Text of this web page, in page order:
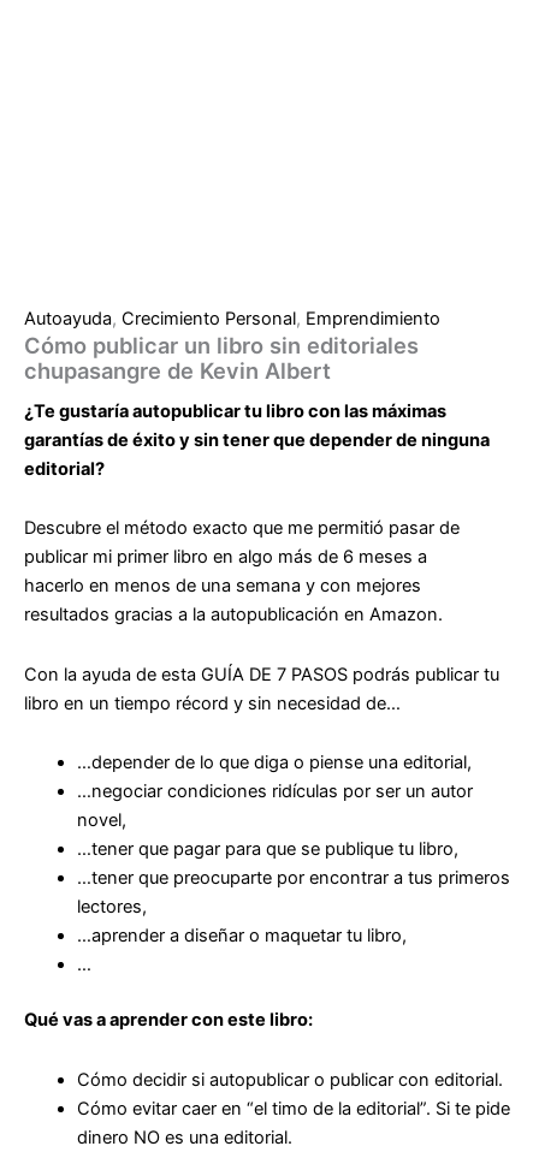
Autoayuda, Crecimiento Personal, Emprendimiento
Cómo publicar un libro sin editoriales
chupasangre de Kevin Albert
¿Te gustaríaautopublicar tu librocon lasmáximas
garantías de éxitoy sin tener que depender de ninguna
editorial?
Descubre el método exacto que me permitió pasar de
publicar mi primer libro en algo más de 6 meses a
hacerlo en menos de una semana y con mejores
resultados gracias a la autopublicación en Amazon.
Con la ayuda de esta GUÍA DE 7 PASOS podrás publicar tu
libro en un tiempo récord y sin necesidad de…
…depender de lo que diga o piense una editorial,
…negociar condiciones ridículas por ser un autor
novel,
…tener que pagar para que se publique tu libro,
…tener que preocuparte por encontrar a tus primeros
lectores,
…aprender a diseñar o maquetar tu libro,
…
Qué vas a aprender con este libro:
Cómo decidir si autopublicar o publicar con editorial.
Cómo evitar caer en “el timo de la editorial”. Si te pide
dinero NO es una editorial.